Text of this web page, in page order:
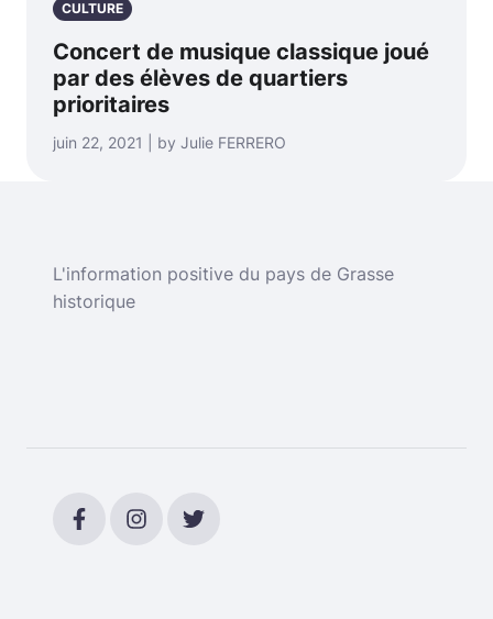
CULTURE
Concert de musique classique joué
par des élèves de quartiers
prioritaires
juin 22, 2021 | by Julie FERRERO
L'information positive du pays de Grasse
historique